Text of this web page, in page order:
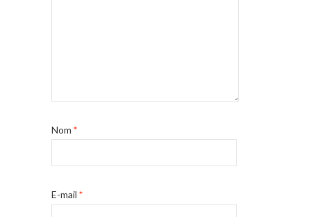
Nom *
E-mail *